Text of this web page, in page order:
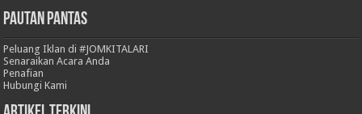
Pautan Pantas
Peluang Iklan di #JOMKITALARI
Senaraikan Acara Anda
Penafian
Hubungi Kami